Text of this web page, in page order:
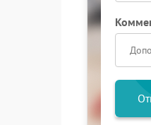
стабильно
сохранить
перестала